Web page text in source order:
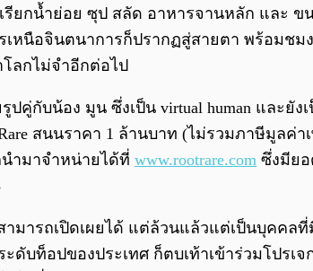
รียกน้ำย่อย ซุป สลัด อาหารจานหลัก และ
หนือจินตนาการก็ปรากฏสู่สายตา พร้อมชม
ลกไม่จำอีกต่อไป
กับน้อง มูน ซึ่งเป็น virtual human และยังเ
สนนราคา 1 ล้านบาท (ไม่รวมภาษีมูลค่
นำมาจำหน่ายได้ที่ www.rootrare.com ซึ่งมียอ
ารถเปิดเผยได้ แต่ล้วนแล้วแต่เป็นบุคคล
ดับท็อปของประเทศ ก็ตบเท้าเข้าร่วมโปรเ